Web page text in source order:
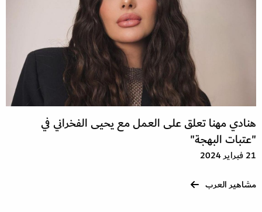
هنادي مهنا تعلق على العمل مع يحيى الفخراني في
"عتبات البهجة"
21 فبراير 2024
مشاهير العرب